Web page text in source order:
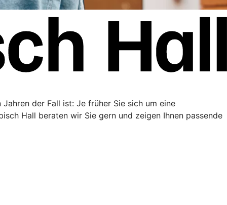
der Fall ist: Je früher Sie sich um eine
Hall beraten wir Sie gern und zeigen Ihnen passende